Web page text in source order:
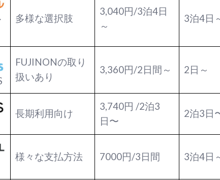
多様な選択肢
3,040円/3泊4日
～
3泊4日
FUJINONの取り
扱いあり
3,360円/2日間～ 2日～
長期利用向け
3,740円 /2泊3
日〜
2泊3日
様々な支払方法 7000円/3日間 3泊4日